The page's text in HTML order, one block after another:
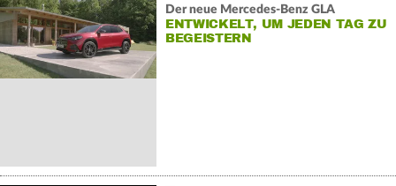
Der neue Mercedes-Benz GLA
ENTWICKELT, UM JEDEN TAG ZU
BEGEISTERN